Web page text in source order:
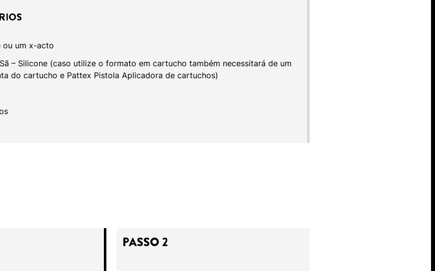
ou um x-acto
– Silicone (caso utilize o formato em cartucho também necessitará de um
do cartucho e Pattex Pistola Aplicadora de cartuchos)
PASSO 2